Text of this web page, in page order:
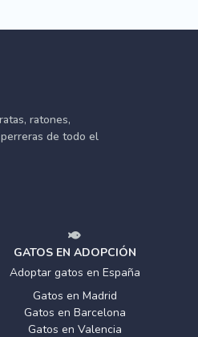
ratones,
de todo el
GATOS EN ADOPCIÓN
Adoptar gatos en España
Gatos en Madrid
Gatos en Barcelona
Gatos en Valencia